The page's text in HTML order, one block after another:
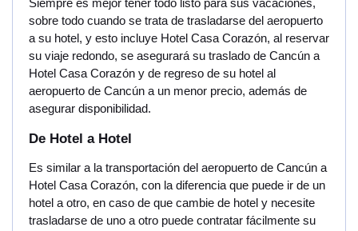
Siempre es mejor tener todo listo para sus vacaciones,
sobre todo cuando se trata de trasladarse del aeropuerto
a su hotel, y esto incluye Hotel Casa Corazón, al reservar
su viaje redondo, se asegurará su traslado de Cancún a
Hotel Casa Corazón y de regreso de su hotel al
aeropuerto de Cancún a un menor precio, además de
asegurar disponibilidad.
De Hotel a Hotel
Es similar a la transportación del aeropuerto de Cancún a
Hotel Casa Corazón, con la diferencia que puede ir de un
hotel a otro, en caso de que cambie de hotel y necesite
trasladarse de uno a otro puede contratar fácilmente su